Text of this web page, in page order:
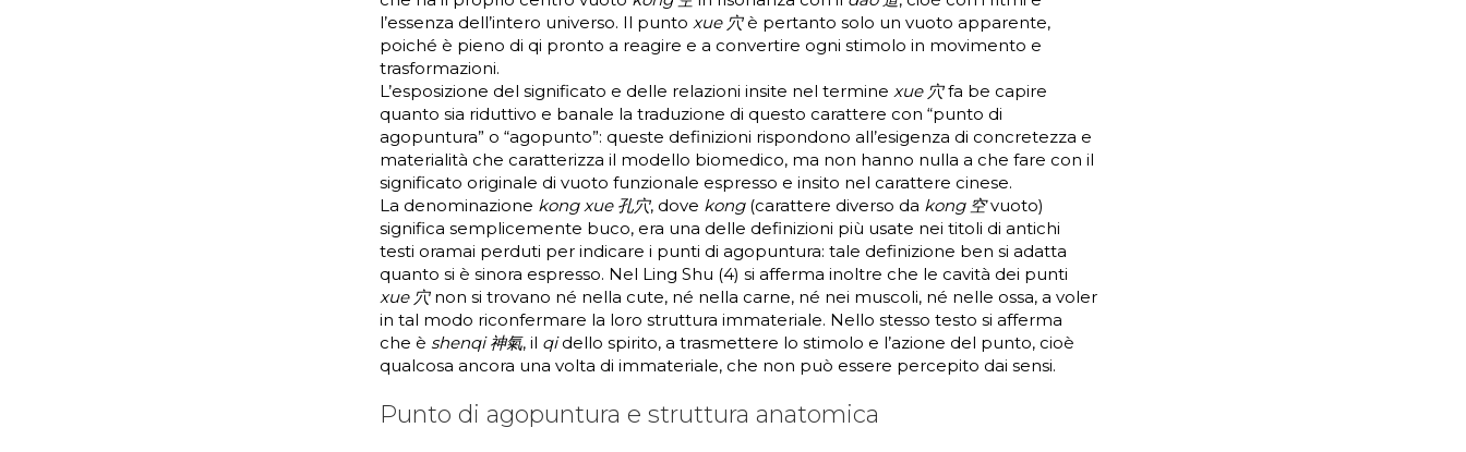
l’essenza dell’intero universo. Il punto xue 穴è pertanto solo un vuoto apparente,
poiché è pieno di qi pronto a reagire e a convertire ogni stimolo in movimento e
trasformazioni.
L’esposizione del significato e delle relazioni insite nel termine xue 穴fa be capire
quanto sia riduttivo e banale la traduzione di questo carattere con “punto di
agopuntura” o “agopunto”: queste definizioni rispondono all’esigenza di concretezza e
materialità che caratterizza il modello biomedico, ma non hanno nulla a che fare con il
significato originale di vuoto funzionale espresso e insito nel carattere cinese.
La denominazione kong xue 孔穴, dove kong(carattere diverso da kong 空vuoto)
significa semplicemente buco, era una delle definizioni più usate nei titoli di antichi
testi oramai perduti per indicare i punti di agopuntura: tale definizione ben si adatta
quanto si è sinora espresso. Nel Ling Shu (4) si afferma inoltre che le cavità dei punti
xue 穴non si trovano né nella cute, né nella carne, né nei muscoli, né nelle ossa, a voler
in tal modo riconfermare la loro struttura immateriale. Nello stesso testo si afferma
che è shenqi 神氣, il qidello spirito, a trasmettere lo stimolo e l’azione del punto, cioè
qualcosa ancora una volta di immateriale, che non può essere percepito dai sensi.
Punto di agopuntura e struttura anatomica